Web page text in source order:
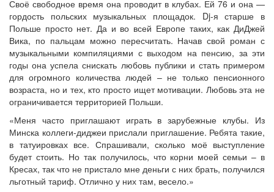
Своё свободное время она проводит в клубах. Ей 76 и она —
гордость польских музыкальных площадок. Dj-я старше в
Польше просто нет. Да и во всей Европе таких, как ДиДжей
Вика, по пальцам можно пересчитать. Начав свой роман с
музыкальными компиляциями с выходом на пенсию, за эти
годы она успела снискать любовь публики и стать примером
для огромного количества людей – не только пенсионного
возраста, но и тех, кто просто ищет мотивации. Любовь эта не
ограничивается территорией Польши.
«Меня часто приглашают играть в зарубежные клубы. Из
Минска коллеги-диджеи прислали приглашение. Ребята такие,
в татуировках все. Спрашивали, сколько моё выступление
будет стоить. Но так получилось, что корни моей семьи – в
Кресах, так что не пристало мне деньги с них брать, получился
льготный тариф. Отлично у них там, весело.»